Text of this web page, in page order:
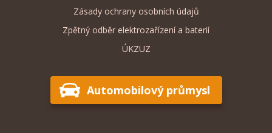
Zásady ochrany osobních údajů
Zpětný odběr elektrozařízení a baterií
ÚKZUZ
Automobilový průmysl